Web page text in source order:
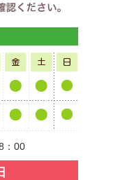
00